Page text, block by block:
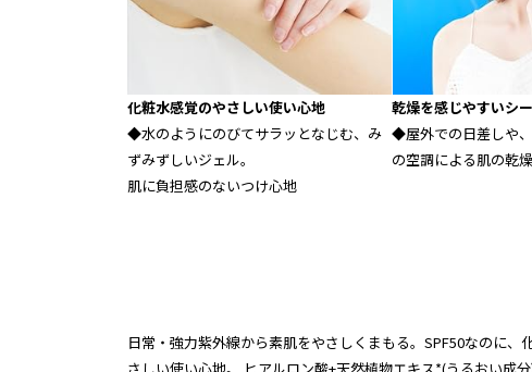
化粧水感覚のやさしい使い心地
◆水のようにのびてサラッとなじむ、み
ずみずしいジェル。
肌に負担感のないつけ心地
乾燥を感じやすいシ
◆屋外での日差しや
の空調による肌の乾
日常・強力紫外線から素肌をやさしくまもる。SPF50なのに
さしい使い心地。 ヒアルロン酸+天然植物エキス*(うるおい成